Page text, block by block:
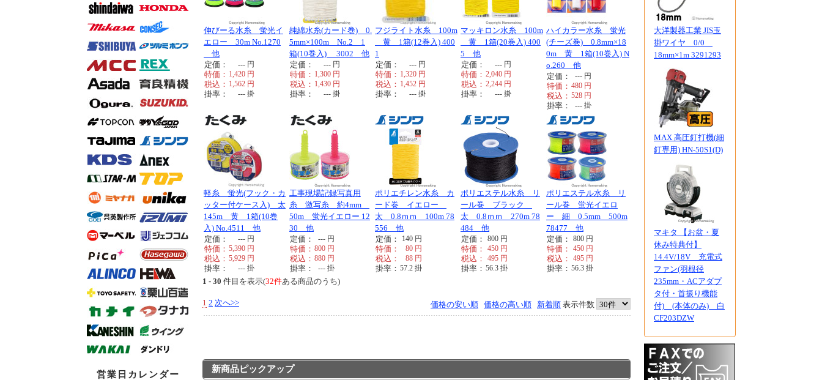
営業日カレンダー
伸びーる水糸 蛍光イ
エロー 30m No.1270
他
定価：
--- 円
特価： 1,420 円
税込： 1,562 円
掛率： --- 掛
純綿水糸(カード巻) 0.
5mm×100m No.2 1
箱(10巻入) 3002 他
定価：
--- 円
特価： 1,300 円
税込： 1,430 円
掛率： --- 掛
フジライト水糸 100m
黄 1箱(12巻入) 400
1
定価：
--- 円
特価： 1,320 円
税込： 1,452 円
掛率： --- 掛
マッキロン水糸 100m
黄 1箱(20巻入) 400
5 他
定価：
--- 円
特価： 2,040 円
税込： 2,244 円
掛率： --- 掛
ハイカラー水糸 蛍光
(チーズ巻) 0.8mm×18
0m 黄 1箱(10巻入) N
o.260 他
定価：
--- 円
特価： 480 円
税込： 528 円
掛率： --- 掛
軽糸 蛍光(フック・カ
ッター付ケース入) 太
145m 黄 1箱(10巻
入) No.4511 他
定価：
--- 円
特価： 5,390 円
税込： 5,929 円
掛率： --- 掛
工事現場記録写真用
糸 激写糸 約4mm
50m 蛍光イエロー 12
30 他
定価：
--- 円
特価： 800 円
税込： 880 円
掛率： --- 掛
ポリエチレン水糸 カ
ード巻 イエロー
太 0.8ｍｍ 100m 78
556 他
定価：
140 円
特価： 80 円
税込： 88 円
掛率： 57.2 掛
ポリエステル水糸 リ
ール巻 ブラック
太 0.8ｍｍ 270m 78
484 他
定価：
800 円
特価： 450 円
税込： 495 円
掛率： 56.3 掛
ポリエステル水糸 リ
ール巻 蛍光イエロ
ー 細 0.5mm 500m
78477 他
定価：
800 円
特価： 450 円
税込： 495 円
掛率： 56.3 掛
1 - 30 件目を表示(32件ある商品のうち)
価格の安い順 価格の高い順 新着順 表示件数
1 2 次へ>>
新商品ピックアップ
大洋製器工業 JIS玉
掛ワイヤ 0/0
18mm×1m 3291293
MAX 高圧釘打機(細
釘専用) HN-50S1(D)
マキタ 【お盆・夏
休み特典付】
14.4V/18V 充電式
ファン(羽根径
235mm・ACアダプ
タ付・首振り機能
付) (本体のみ) 白
CF203DZW